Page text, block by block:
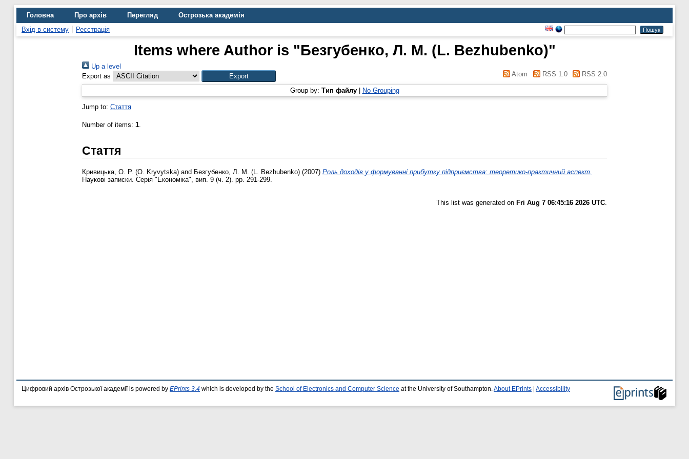
Головна Про архів Перегляд
Острозька академія
Вхід в систему
Реєстрація
Items where Author is "Безгубенко, Л. М. (L. Bezhubenko)"
Up a level
Export as
Atom RSS 1.0 RSS 2.0
Group by: Тип файлу| No Grouping
Jump to: Стаття
Number of items: 1.
Стаття
Кривицька, О. Р. (О. Kryvytska) and Безгубенко, Л. М. (L. Bezhubenko) (2007) Роль доходів у формуванні прибутку підприємства: теоретико-практичний аспект.
Наукові записки. Серія "Економіка", вип. 9 (ч. 2). pp. 291-299.
This list was generated on Fri Aug 7 06:45:16 2026 UTC.
Цифровий архів Острозької академії is powered by EPrints 3.4 which is developed by the School of Electronics and Computer Science at the University of Southampton. About EPrints Accessibility